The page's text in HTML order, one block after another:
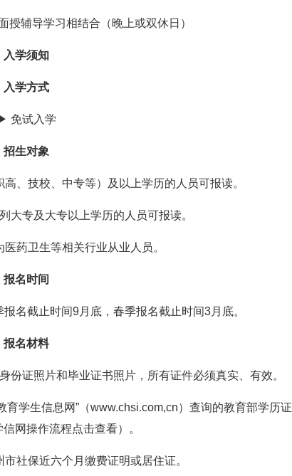
授辅导学习相结合（晚上或双休日）
入学须知
入学方式
免试入学
招生对象
、技校、中专等）及以上学历的人员可报读。
大专及大专以上学历的人员可报读。
药卫生等相关行业从业人员。
报名时间
名截止时间9月底，春季报名截止时间3月底。
报名材料
证照片和毕业证书照片，所有证件必须真实、有效。
学生信息网”（www.chsi.com,cn）查询的教育部学历证
网操作流程点击查看）。
社保近六个月缴费证明或居住证。